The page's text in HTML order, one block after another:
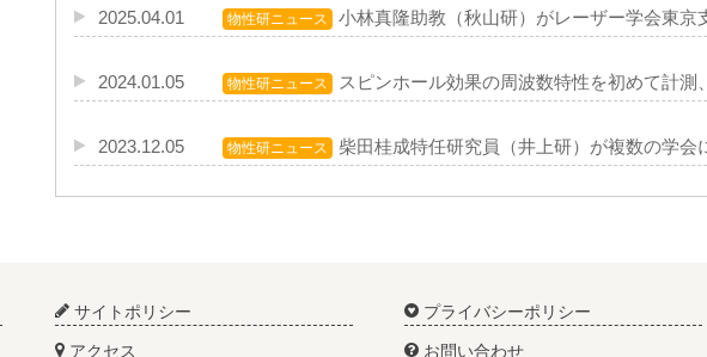
2025.04.01 物性研ニュース 小林真隆助教（秋山研）がレーザー学会東京
2024.01.05 物性研ニュース スピンホール効果の周波数特性を初めて計測
2023.12.05 物性研ニュース 柴田桂成特任研究員（井上研）が複数の学会
サイトポリシー プライバシーポリシー
アクセス お問い合わせ